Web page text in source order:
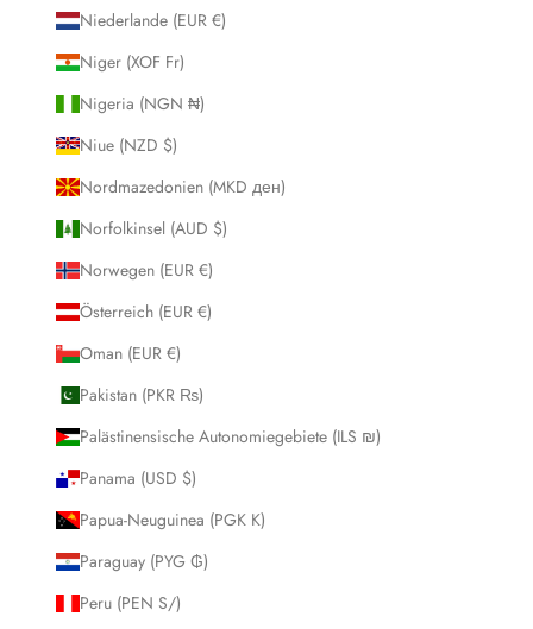
Niederlande (EUR €)
Niger (XOF Fr)
Nigeria (NGN ₦)
Niue (NZD $)
Nordmazedonien (MKD ден)
Norfolkinsel (AUD $)
Norwegen (EUR €)
Österreich (EUR €)
Oman (EUR €)
Pakistan (PKR ₨)
Palästinensische Autonomiegebiete (ILS ₪)
Panama (USD $)
Papua-Neuguinea (PGK K)
Paraguay (PYG ₲)
Peru (PEN S/)